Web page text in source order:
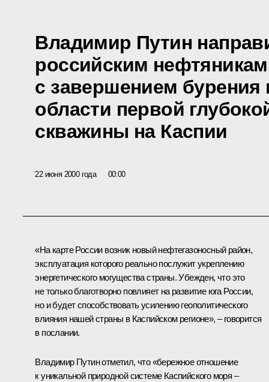
Владимир Путин
российским
с завершением бурения
области первой
скважины на Каспии
22 июня 2000 года 00:00
«На карте России возник новый нефтегазоносный район,
эксплуатация которого реально послужит укреплению
энергетического могущества страны. Убежден, что это
не только благотворно повлияет на развитие юга России,
но и будет способствовать усилению геополитического
влияния нашей страны в Каспийском регионе», – говорится
в послании.
Владимир Путин отметил, что «бережное отношение
к уникальной природной системе Каспийского моря –